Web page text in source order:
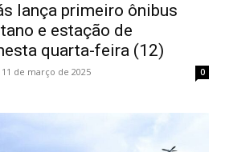
lança primeiro ônibus
e estação de
quarta-feira (12)
11 de março de 2025 0